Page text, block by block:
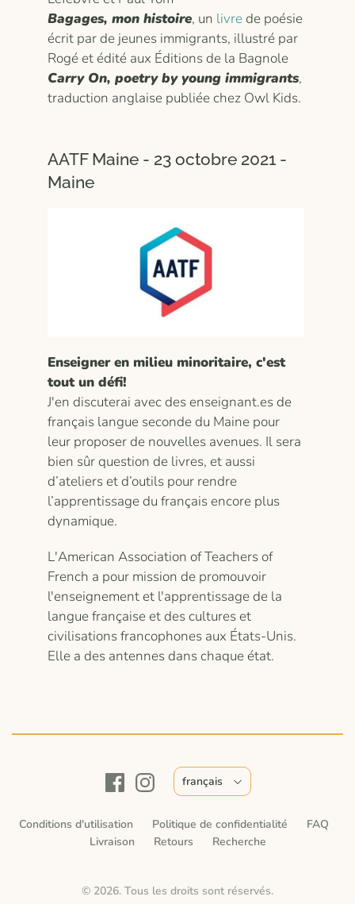
Bagages, mon histoire, un livrede poésie
écrit par de jeunes immigrants, illustré par
Rogé et édité aux Éditions de la Bagnole
Carry On, poetry by young immigrants,
traduction anglaise publiée chez Owl Kids.
AATF Maine - 23 octobre 2021 -
Maine
Enseigner en milieu minoritaire, c'est
tout un défi!
J'en discuterai avec des enseignant.es de
français langue seconde du Maine pour
leur proposer de nouvelles avenues. Il sera
bien sûr question de livres, et aussi
d’ateliers et d’outils pour rendre
l’apprentissage du français encore plus
dynamique.
L'American Association of Teachers of
French a pour mission de promouvoir
l'enseignement et l'apprentissage de la
langue française et des cultures et
civilisations francophones aux États-Unis.
Elle a des antennes dans chaque état.
Conditions d'utilisation Politique de confidentialité
FAQ
Livraison
Retours Recherche
© 2026. Tous les droits sont réservés.
français